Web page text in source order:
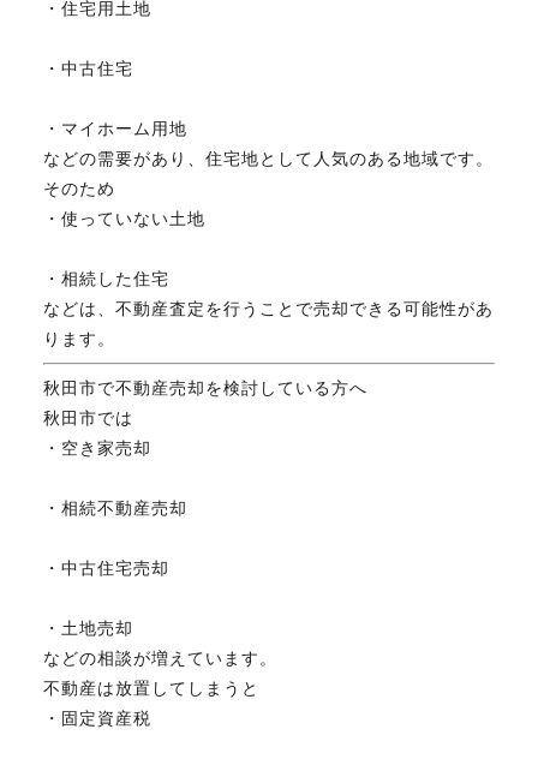
・住宅用土地
・中古住宅
・マイホーム用地
などの需要があり、住宅地として人気のある地域です。
そのため
・使っていない土地
・相続した住宅
などは、不動産査定を行うことで売却できる可能性があ
ります。
秋田市で不動産売却を検討している方へ
秋田市では
・空き家売却
・相続不動産売却
・中古住宅売却
・土地売却
などの相談が増えています。
不動産は放置してしまうと
・固定資産税